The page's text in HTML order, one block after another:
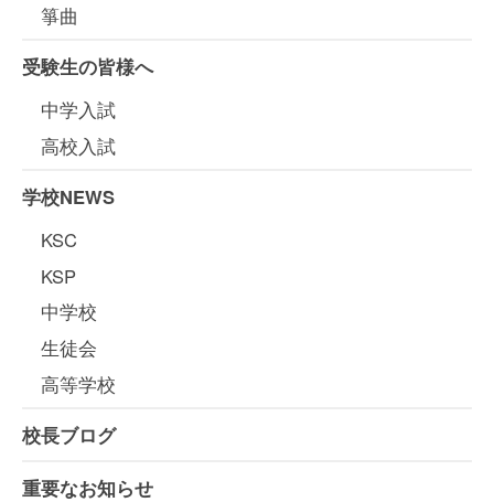
箏曲
受験生の皆様へ
中学入試
高校入試
学校NEWS
KSC
KSP
中学校
生徒会
高等学校
校長ブログ
重要なお知らせ